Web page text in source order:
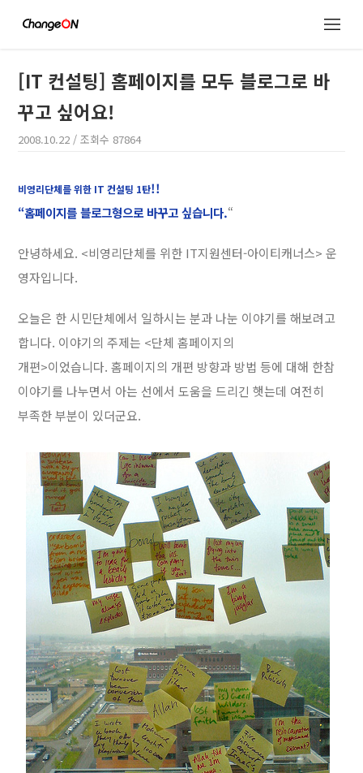
[IT 컨설팅] 홈페이지를 모두 블로그로 바
꾸고 싶어요!
2008.10.22 / 조회수 87864
비영리단체를 위한 IT 컨설팅 1탄!!
“홈페이지를 블로그형으로 바꾸고 싶습니다.“
안녕하세요. <비영리단체를 위한 IT지원센터-아이티캐너스> 운
영자입니다.
오늘은 한 시민단체에서 일하시는 분과 나눈 이야기를 해보려고
합니다. 이야기의 주제는 <단체 홈페이지의
개편>이었습니다. 홈페이지의 개편 방향과 방법 등에 대해 한참
이야기를 나누면서 아는 선에서 도움을 드리긴 햇는데 여전히
부족한 부분이 있더군요.